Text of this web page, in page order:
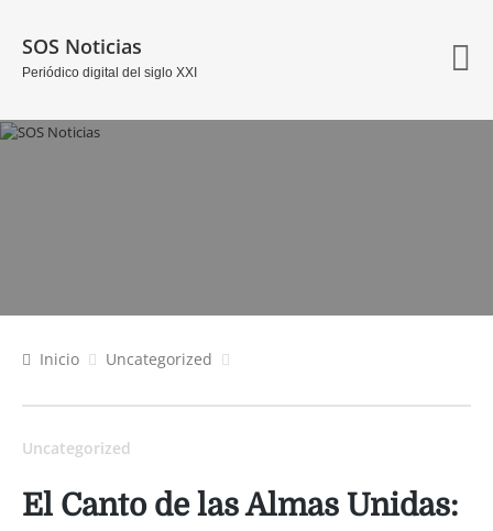
SOS Noticias
Periódico digital del siglo XXI
Inicio Uncategorized
Uncategorized
El Canto de las Almas Unidas: